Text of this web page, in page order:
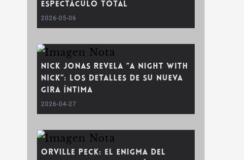
espectáculo total
2026-05-06
Nick Jonas revela “A Night With
Nick”: los detalles de su nueva
gira íntima
2026-04-27
Orville Peck: el enigma del